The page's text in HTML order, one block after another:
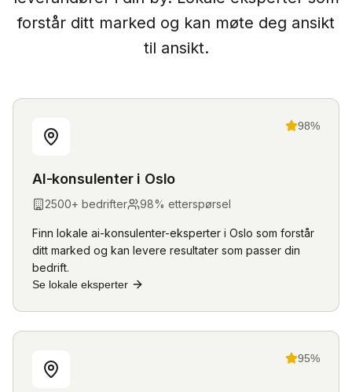
forstår ditt marked og kan møte deg ansikt
til ansikt.
98%
AI-konsulenteri Oslo
2500+ bedrifter 98% etterspørsel
Finn lokale ai-konsulenter-eksperter i Oslo som forstår
ditt marked og kan levere resultater som passer din
bedrift.
Se lokale eksperter
95%